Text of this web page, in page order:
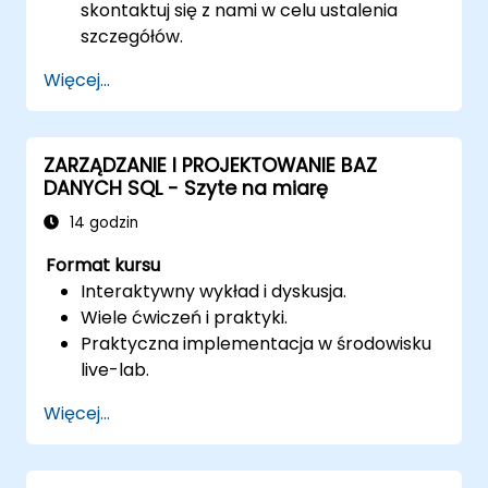
skontaktuj się z nami w celu ustalenia
szczegółów.
Więcej...
ZARZĄDZANIE I PROJEKTOWANIE BAZ
DANYCH SQL - Szyte na miarę
14 godzin
Format kursu
Interaktywny wykład i dyskusja.
Wiele ćwiczeń i praktyki.
Praktyczna implementacja w środowisku
live-lab.
Więcej...